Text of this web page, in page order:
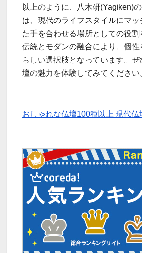
以上のように、八木研(Yagiken)
は、現代のライフスタイルにマッ
た手を合わせる場所としての役割
伝統とモダンの融合により、個
らしい選択肢となっています。
壇の魅力を体験してみてください
おしゃれな仏壇100種以上 現代仏